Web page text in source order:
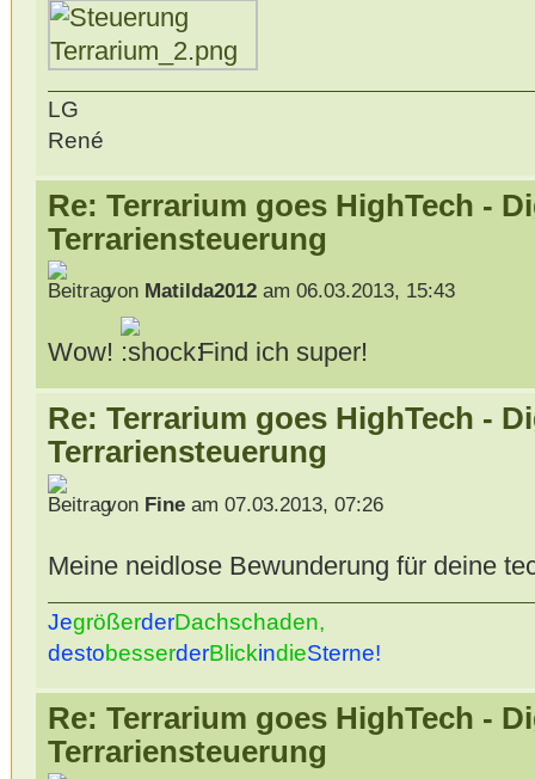
LG
René
Re: Terrarium goes HighTech -
Terrariensteuerung
von Matilda2012am 06.03.2013, 15:43
Wow! Find ich super!
Re: Terrarium goes HighTech -
Terrariensteuerung
von Fineam 07.03.2013, 07:26
Meine neidlose Bewunderung für deine
JegrößerderDachschaden,
destobesserderBlickindieSterne!
Re: Terrarium goes HighTech -
Terrariensteuerung